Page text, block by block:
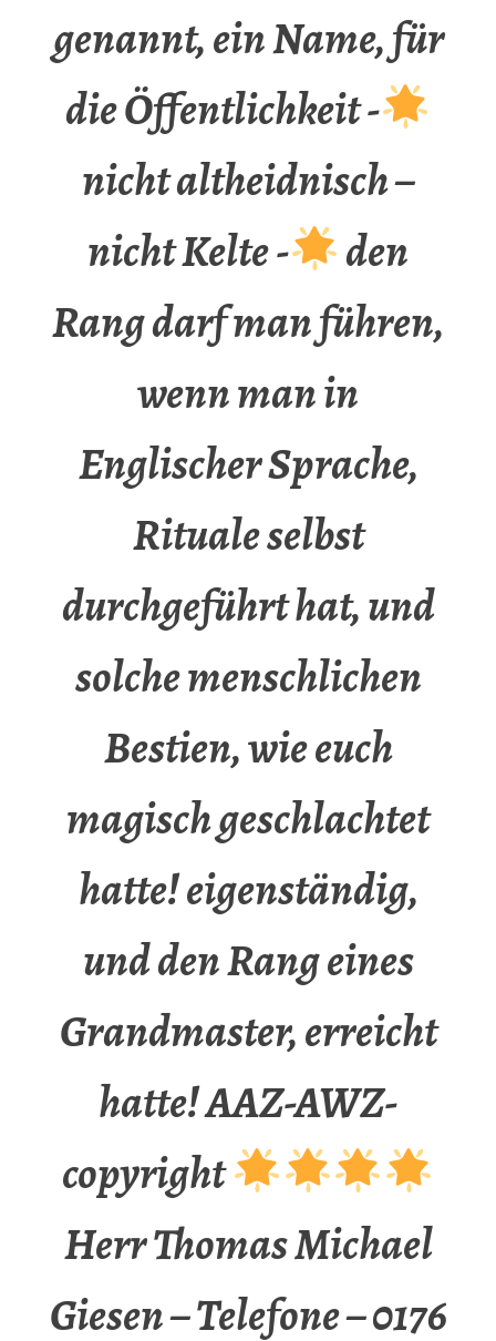
genannt, ein Name, für
die Öffentlichkeit -
nicht altheidnisch –
nicht Kelte -
den
Rang darf man führen,
wenn man in
Englischer Sprache,
Rituale selbst
durchgeführt hat, und
solche menschlichen
Bestien, wie euch
magisch geschlachtet
hatte! eigenständig,
und den Rang eines
Grandmaster, erreicht
hatte! AAZ-AWZ-
copyright
Herr Thomas Michael
Giesen – Telefone – 0176